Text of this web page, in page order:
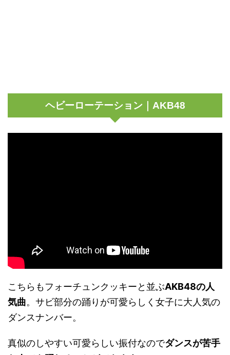
ヘビーローテーション｜AKB48
こちらもフォーチュンクッキーと並ぶAKB48の人
気曲。サビ部分の踊りが可愛らしく女子に大人気の
ダンスナンバー。
真似のしやすい可愛らしい振付なのでダンスが苦手